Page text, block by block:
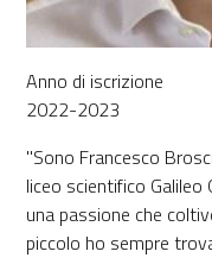
Anno di iscrizione
2022-2023
"Sono Francesco
liceo scientifico Galileo
una passione che
piccolo ho sempre